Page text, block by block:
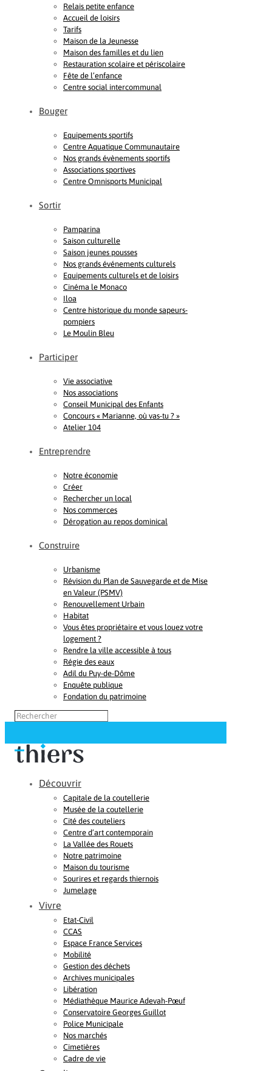
Relais petite enfance
Accueil de loisirs
Tarifs
Maison de la Jeunesse
Maison des familles et du lien
Restauration scolaire et périscolaire
Fête de l’enfance
Centre social intercommunal
Bouger
Equipements sportifs
Centre Aquatique Communautaire
Nos grands évènements sportifs
Associations sportives
Centre Omnisports Municipal
Sortir
Pamparina
Saison culturelle
Saison jeunes pousses
Nos grands événements culturels
Equipements culturels et de loisirs
Cinéma le Monaco
Iloa
Centre historique du monde sapeurs-
pompiers
Le Moulin Bleu
Participer
Vie associative
Nos associations
Conseil Municipal des Enfants
Concours « Marianne, où vas-tu ? »
Atelier 104
Entreprendre
Notre économie
Créer
Rechercher un local
Nos commerces
Dérogation au repos dominical
Construire
Urbanisme
Révision du Plan de Sauvegarde et de Mise
en Valeur (PSMV)
Renouvellement Urbain
Habitat
Vous êtes propriétaire et vous louez votre
logement ?
Rendre la ville accessible à tous
Régie des eaux
Adil du Puy-de-Dôme
Enquête publique
Fondation du patrimoine
Découvrir
Capitale de la coutellerie
Musée de la coutellerie
Cité des couteliers
Centre d’art contemporain
La Vallée des Rouets
Notre patrimoine
Maison du tourisme
Sourires et regards thiernois
Jumelage
Vivre
Etat-Civil
CCAS
Espace France Services
Mobilité
Gestion des déchets
Archives municipales
Libération
Médiathèque Maurice Adevah-Pœuf
Conservatoire Georges Guillot
Police Municipale
Nos marchés
Cimetières
Cadre de vie